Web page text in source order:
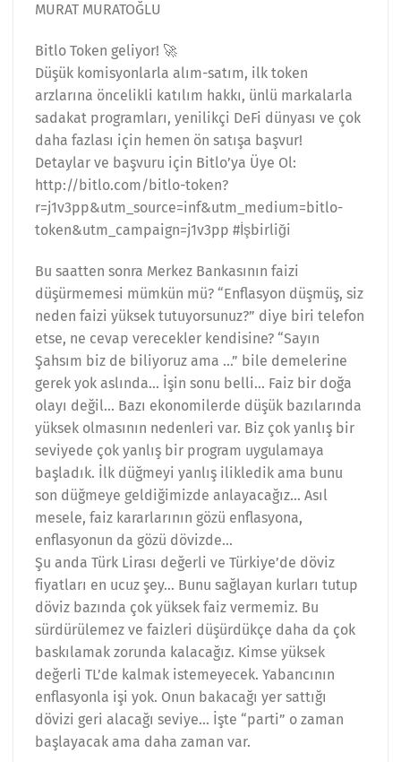
MURAT MURATOĞLU
Bitlo Token geliyor! 🚀
Düşük komisyonlarla alım-satım, ilk token
arzlarına öncelikli katılım hakkı, ünlü markalarla
sadakat programları, yenilikçi DeFi dünyası ve çok
daha fazlası için hemen ön satışa başvur!
Detaylar ve başvuru için Bitlo’ya Üye Ol:
http://bitlo.com/bitlo-token?
r=j1v3pp&utm_source=inf&utm_medium=bitlo-
token&utm_campaign=j1v3pp #İşbirliği
Bu saatten sonra Merkez Bankasının faizi
düşürmemesi mümkün mü? “Enflasyon düşmüş, siz
neden faizi yüksek tutuyorsunuz?” diye biri telefon
etse, ne cevap verecekler kendisine? “Sayın
Şahsım biz de biliyoruz ama …” bile demelerine
gerek yok aslında… İşin sonu belli… Faiz bir doğa
olayı değil… Bazı ekonomilerde düşük bazılarında
yüksek olmasının nedenleri var. Biz çok yanlış bir
seviyede çok yanlış bir program uygulamaya
başladık. İlk düğmeyi yanlış ilikledik ama bunu
son düğmeye geldiğimizde anlayacağız… Asıl
mesele, faiz kararlarının gözü enflasyona,
enflasyonun da gözü dövizde…
Şu anda Türk Lirası değerli ve Türkiye’de döviz
fiyatları en ucuz şey… Bunu sağlayan kurları tutup
döviz bazında çok yüksek faiz vermemiz. Bu
sürdürülemez ve faizleri düşürdükçe daha da çok
baskılamak zorunda kalacağız. Kimse yüksek
değerli TL’de kalmak istemeyecek. Yabancının
enflasyonla işi yok. Onun bakacağı yer sattığı
dövizi geri alacağı seviye… İşte “parti” o zaman
başlayacak ama daha zaman var.